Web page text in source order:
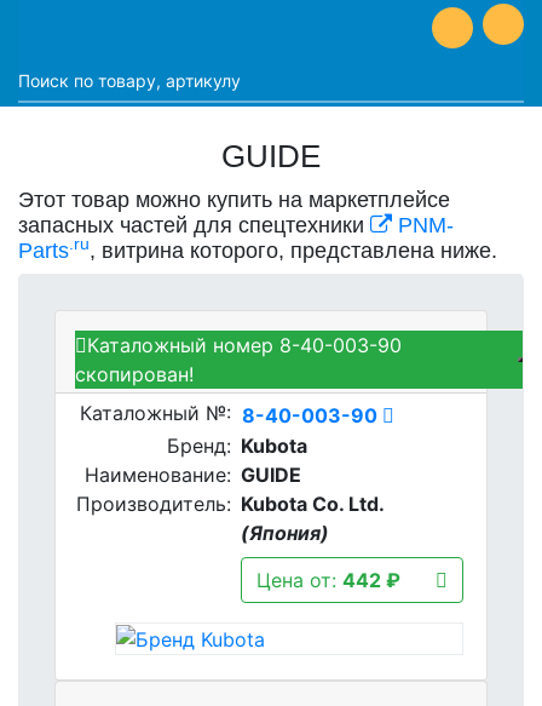
GUIDE
Этот товар можно купить на маркетплейсе
запасных частей для спецтехники
PNM-
Parts.ru, витрина которого, представлена ниже.
Kubota 8-40-003-90 - GUIDE
Каталожный №: 8-40-003-90
Бренд: Kubota
Наименование: GUIDE
Производитель: Kubota Co. Ltd.
(Япония)
Цена от: 442 ₽
Каталожный номер 8-40-003-90
скопирован!